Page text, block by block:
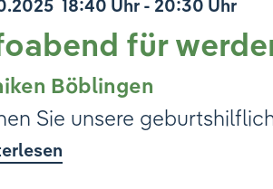
18:40 Uhr - 20:30 Uhr
für
Böblingen
Sie unsere